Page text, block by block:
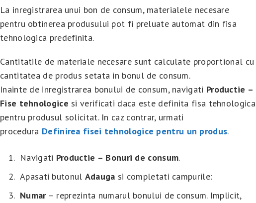
La inregistrarea unui bon de consum, materialele necesare
pentru obtinerea produsului pot fi preluate automat din fisa
tehnologica predefinita.
Cantitatile de materiale necesare sunt calculate proportional cu
cantitatea de produs setata in bonul de consum.
Inainte de inregistrarea bonului de consum, navigati Productie –
Fise tehnologice si verificati daca este definita fisa tehnologica
pentru produsul solicitat. In caz contrar, urmati
procedura Definirea fisei tehnologice pentru un produs.
Navigati Productie – Bonuri de consum.
Apasati butonul Adauga si completati campurile:
Numar– reprezinta numarul bonului de consum. Implicit,